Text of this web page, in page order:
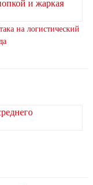
на логистический